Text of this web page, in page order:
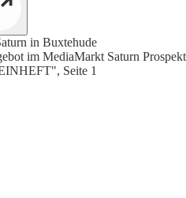
in Buxtehude
im MediaMarkt Saturn Prospekt
Seite 1